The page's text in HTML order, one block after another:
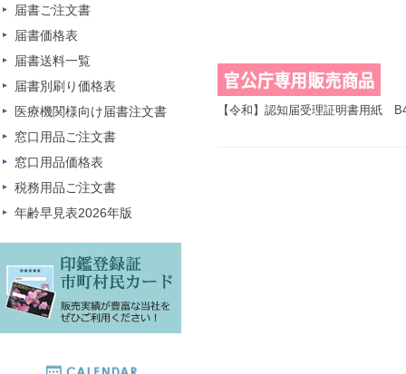
【令和】認知届受理証明書用紙
届書ご注文書
届書価格表
届書送料一覧
届書別刷り価格表
医療機関様向け届書注文書
窓口用品ご注文書
窓口用品価格表
税務用品ご注文書
年齢早見表2026年版